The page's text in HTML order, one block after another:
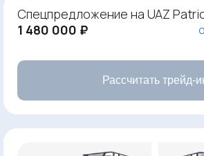
Спецпредложение на UAZ
1 480 000 ₽
Рассчитать трейд-